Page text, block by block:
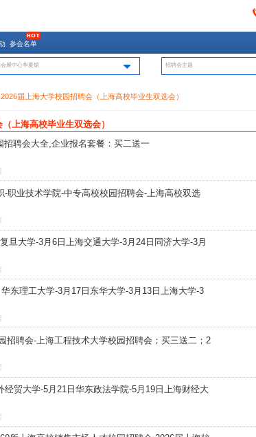
参会名单
展中心华夏馆
届上海大学校园招聘会（上海高校毕业生双选会）
上海高校毕业生双选会）
聘会大全,企业报名套餐：买二送一
-职业技术学院-中专高校校园招聘会-上海高校双选
旦大学-3月6日上海交通大学-3月24日同济大学-3月
东理工大学-3月17日东华大学-3月13日上海大学-3
招聘会-上海工程技术大学校园招聘会；买三送二；2
贸大学-5月21日华东政法学院-5月19日上海财经大